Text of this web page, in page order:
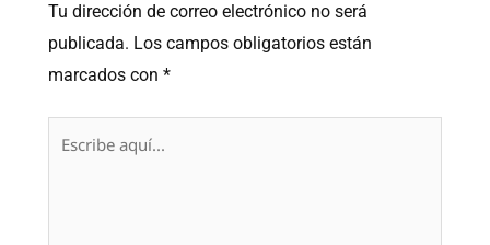
Tu dirección de correo electrónico no será
publicada. Los campos obligatorios están
marcados con *